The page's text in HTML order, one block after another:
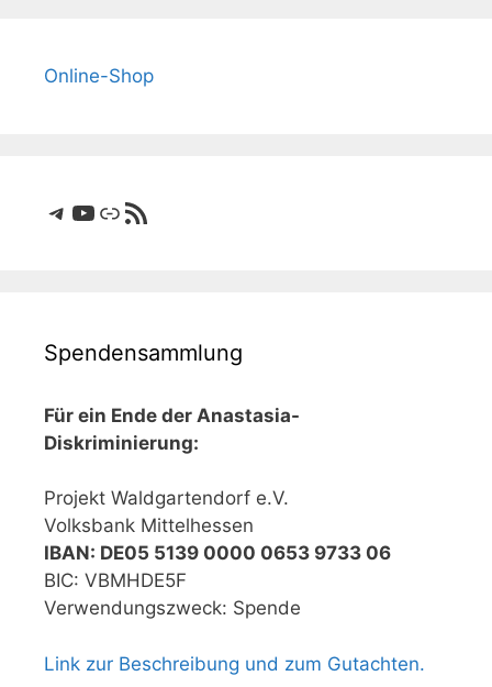
Online-Shop
Telegram
YouTube
LinkRSS-Feed
Spendensammlung
Für ein Ende der Anastasia-
Diskriminierung:
Projekt Waldgartendorf e.V.
Volksbank Mittelhessen
IBAN: DE05 5139 0000 0653 9733 06
BIC: VBMHDE5F
Verwendungszweck: Spende
Link zur Beschreibung und zum Gutachten.